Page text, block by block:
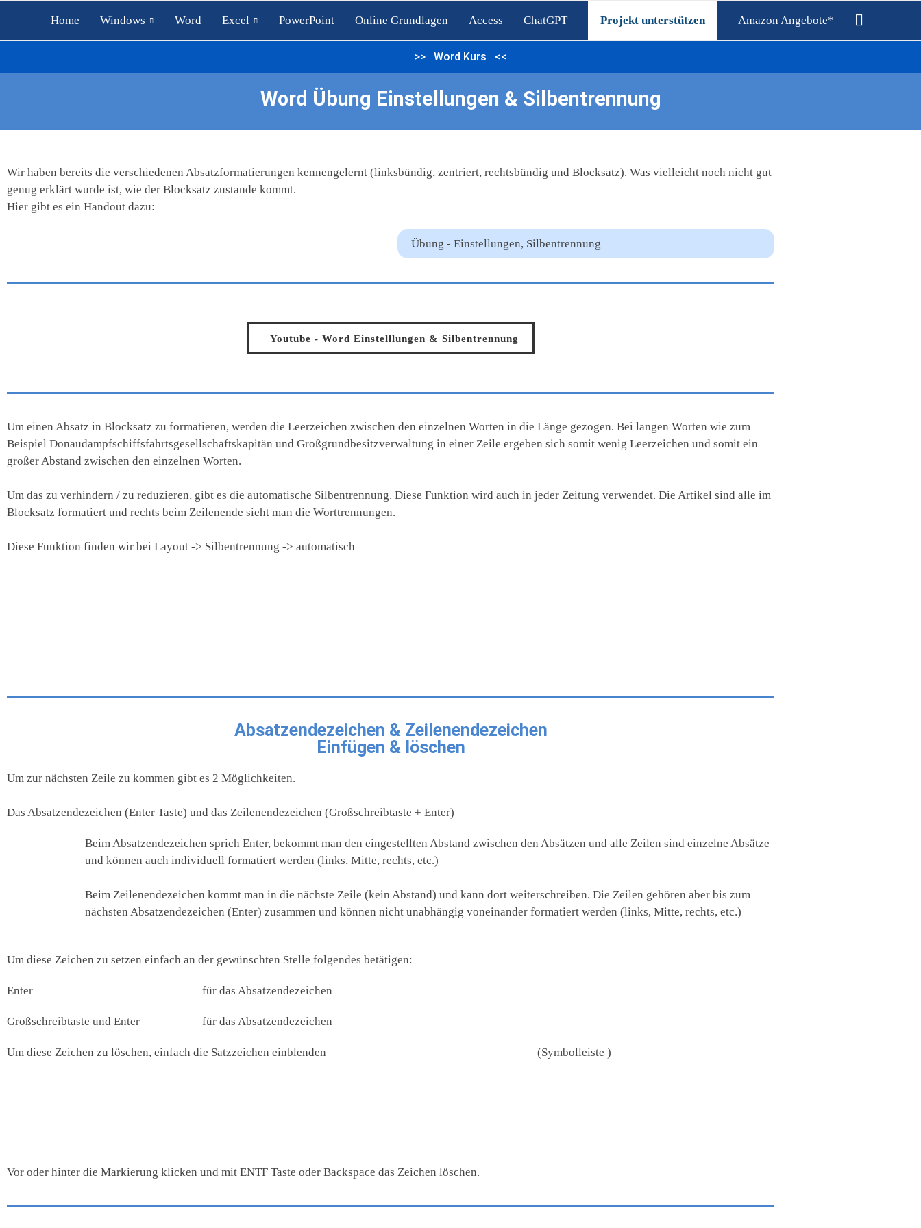
Home Windows Word Excel PowerPoint Online Grundlagen Access ChatGPT Projekt unterstützen Amazon Angebote*
>> Word Kurs <<
Word Übung Einstellungen & Silbentrennung
Wir haben bereits die verschiedenen Absatzformatierungen kennengelernt (linksbündig, zentriert, rechtsbündig und Blocksatz). Was vielleicht noch nicht gut
genug erklärt wurde ist, wie der Blocksatz zustande kommt.
Hier gibt es ein Handout dazu:
Übung - Einstellungen, Silbentrennung
Youtube - Word Einstelllungen & Silbentrennung
Um einen Absatz in Blocksatz zu formatieren, werden die Leerzeichen zwischen den einzelnen Worten in die Länge gezogen. Bei langen Worten wie zum
Beispiel Donaudampfschiffsfahrtsgesellschaftskapitän und Großgrundbesitzverwaltung in einer Zeile ergeben sich somit wenig Leerzeichen und somit ein
großer Abstand zwischen den einzelnen Worten.
Um das zu verhindern / zu reduzieren, gibt es die automatische Silbentrennung. Diese Funktion wird auch in jeder Zeitung verwendet. Die Artikel sind alle im
Blocksatz formatiert und rechts beim Zeilenende sieht man die Worttrennungen.
Diese Funktion finden wir bei Layout -> Silbentrennung -> automatisch
Absatzendezeichen & Zeilenendezeichen
Einfügen & löschen
Um zur nächsten Zeile zu kommen gibt es 2 Möglichkeiten.
Das Absatzendezeichen (Enter Taste) und das Zeilenendezeichen (Großschreibtaste + Enter)
Beim Absatzendezeichen sprich Enter, bekommt man den eingestellten Abstand zwischen den Absätzen und alle Zeilen sind einzelne Absätze
und können auch individuell formatiert werden (links, Mitte, rechts, etc.)
Beim Zeilenendezeichen kommt man in die nächste Zeile (kein Abstand) und kann dort weiterschreiben. Die Zeilen gehören aber bis zum
nächsten Absatzendezeichen (Enter) zusammen und können nicht unabhängig voneinander formatiert werden (links, Mitte, rechts, etc.)
Um diese Zeichen zu setzen einfach an der gewünschten Stelle folgendes betätigen:
Enter für das Absatzendezeichen
Großschreibtaste und Enter für das Absatzendezeichen
Um diese Zeichen zu löschen, einfach die Satzzeichen einblenden (Symbolleiste )
Vor oder hinter die Markierung klicken und mit ENTF Taste oder Backspace das Zeichen löschen.